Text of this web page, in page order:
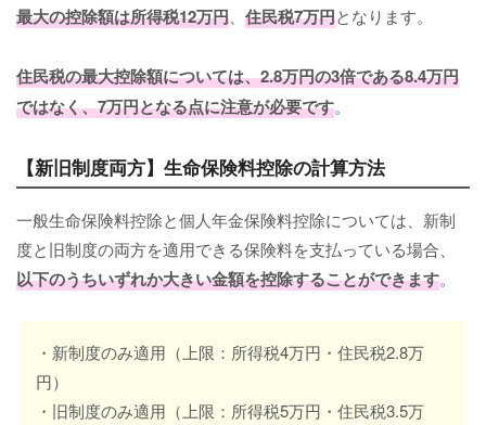
最大の控除額は所得税12万円、 住民税7万円となります。
住民税の最大控除額については、2.8万円の3倍である8.4万円
ではなく、7万円となる点に注意が必要です。
【新旧制度両方】生命保険料控除の計算方法
一般生命保険料控除と個人年金保険料控除については、新制
度と旧制度の両方を適用できる保険料を支払っている場合、
以下のうちいずれか大きい金額を控除することができます。
・新制度のみ適用（上限：所得税4万円・住民税2.8万
円）
・旧制度のみ適用（上限：所得税5万円・住民税3.5万